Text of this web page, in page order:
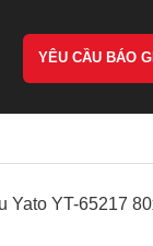
YÊU CẦU BÁO
Yato YT-65217